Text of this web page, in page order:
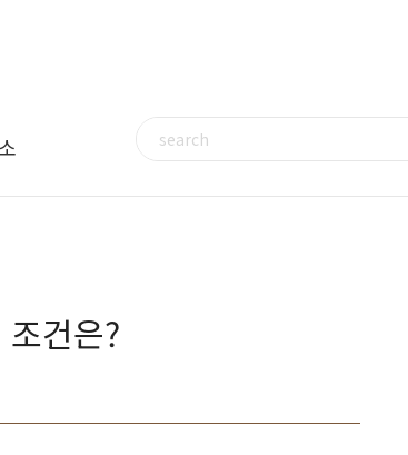
건은?